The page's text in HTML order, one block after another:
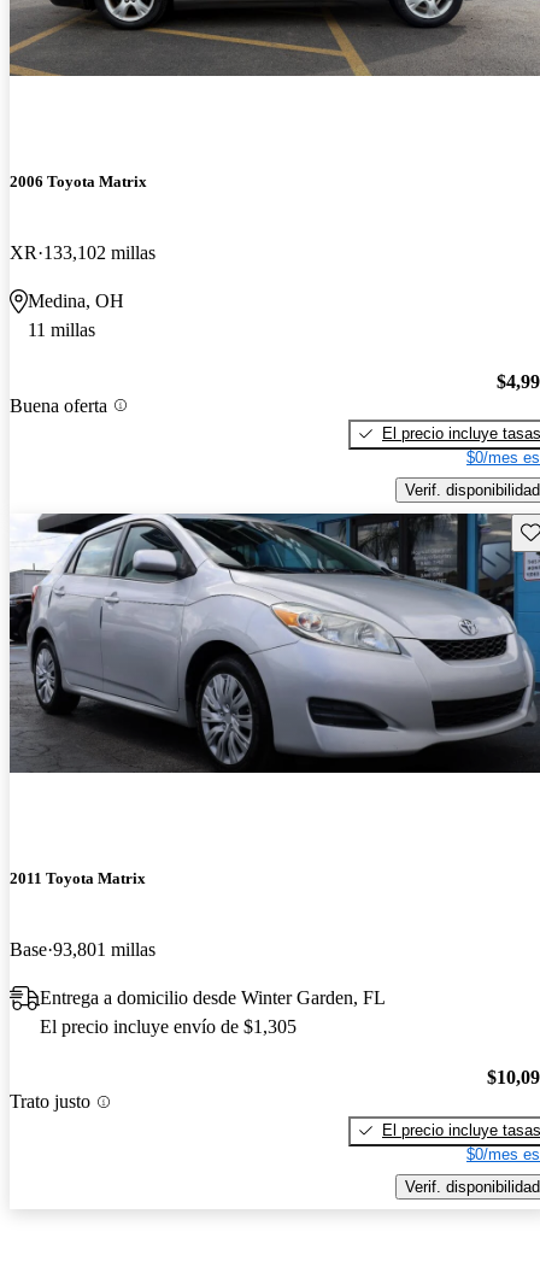
2006 Toyota Matrix
XR 133,102 millas
Medina, OH
11 millas
Buena oferta
El precio incluye tasas
$0/mes
Verif. disponibilidad
2011 Toyota Matrix
Base 93,801 millas
Entrega a domicilio desde Winter Garden, FL
El precio incluye envío de $1,305
Trato justo
El precio incluye tasas
$0/mes
Verif. disponibilidad